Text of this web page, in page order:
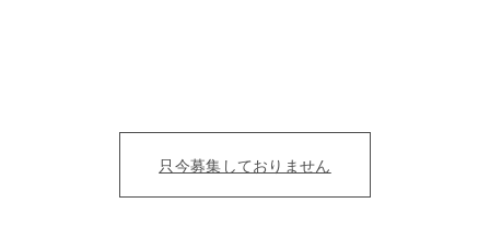
只今募集しておりません